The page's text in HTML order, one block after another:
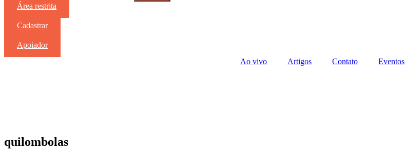
Área restrita
Cadastrar
Apoiador
Ao vivo
Artigos Contato Eventos
quilombolas